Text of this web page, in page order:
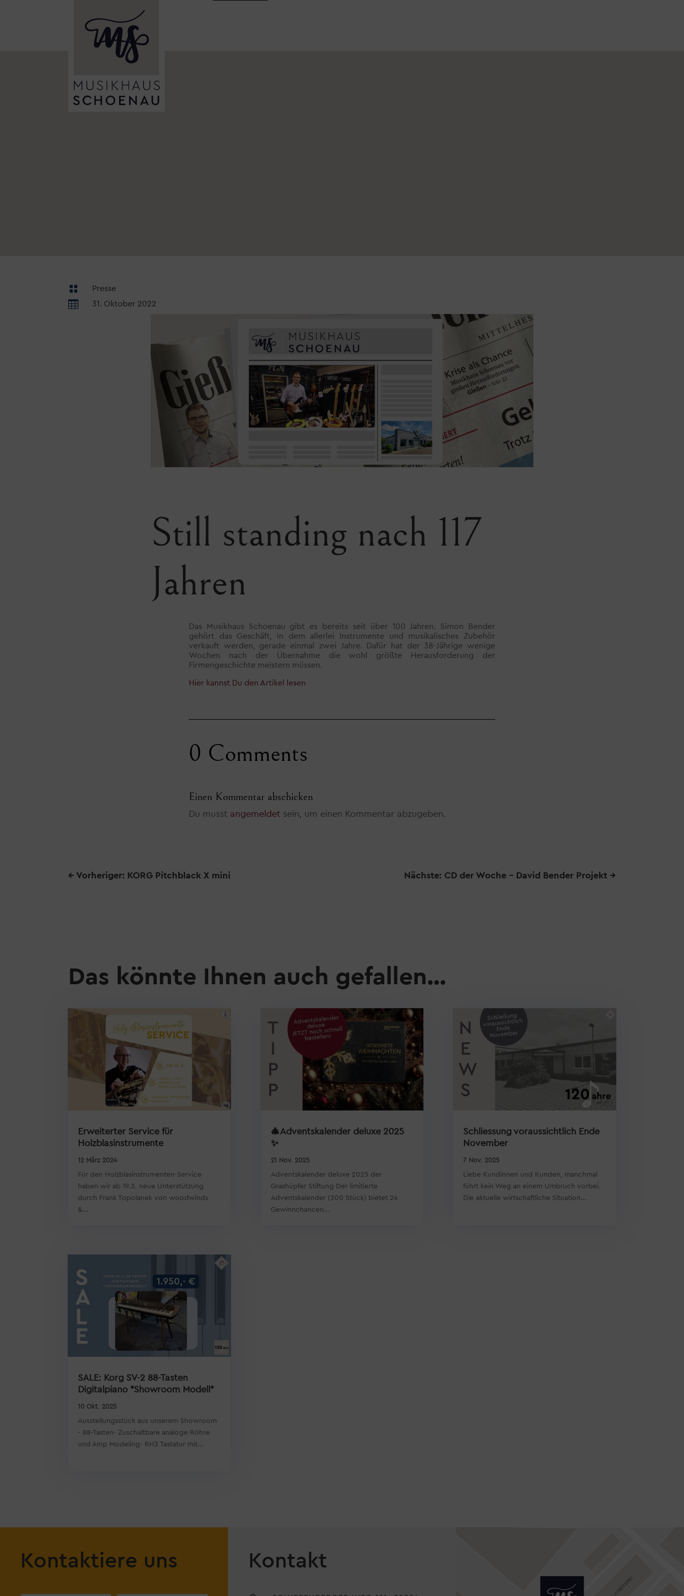
 Presse
 31. Oktober 2022
Still standing nach 117
Jahren
Das Musikhaus Schoenau gibt es bereits seit über 100 Jahren. Simon Bender
gehört das Geschäft, in dem allerlei Instrumente und musikalisches Zubehör
verkauft werden, gerade einmal zwei Jahre. Dafür hat der 38-Jährige wenige
Wochen nach der Übernahme die wohl größte Herausforderung der
Firmengeschichte meistern müssen.
Hier kannst Du den Artikel lesen
0 Comments
Einen Kommentar abschicken
Du musst angemeldet sein, um einen Kommentar abzugeben.
←Vorheriger: KORG Pitchblack X mini Nächste: CD der Woche - David Bender Projekt→
Das könnte Ihnen auch gefallen…
Erweiterter Service für
Holzblasinstrumente
12 März 2024
Für den Holzblasinstrumenten-Service
haben wir ab 19.3. neue Unterstützung
durch Frank Topolanek von woodwinds
&...
SALE: Korg SV-2 88-Tasten
Digitalpiano *Showroom Modell*
10 Okt. 2025
Ausstellungsstück aus unserem Showroom
- 88-Tasten- Zuschaltbare analoge Röhre
und Amp Modeling- RH3 Tastatur mit...
🎄Adventskalender deluxe 2025
✨
21 Nov. 2025
Adventskalender deluxe 2025 der
Grashüpfer Stiftung Der limitierte
Adventskalender (300 Stück) bietet 24
Gewinnchancen...
Schliessung voraussichtlich Ende
November
7 Nov. 2025
Liebe Kundinnen und Kunden, manchmal
führt kein Weg an einem Umbruch vorbei.
Die aktuelle wirtschaftliche Situation...
Kontaktiere uns Kontakt